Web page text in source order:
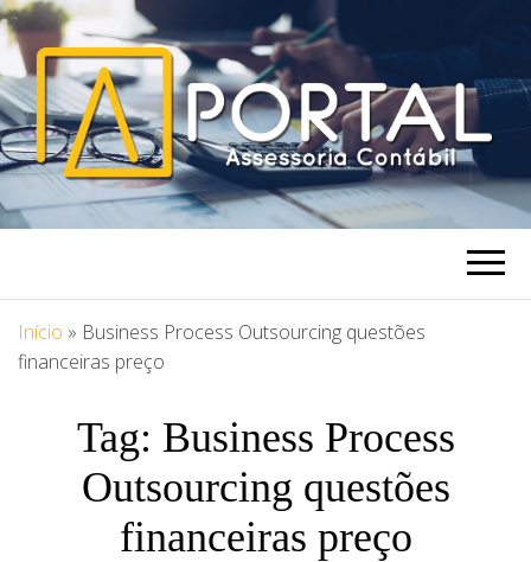
PORTAL
ASSESSORIA
Blog Portal Assessoria
Início » Business Process Outsourcing questões
financeiras preço
Tag: Business Process
Outsourcing questões
financeiras preço